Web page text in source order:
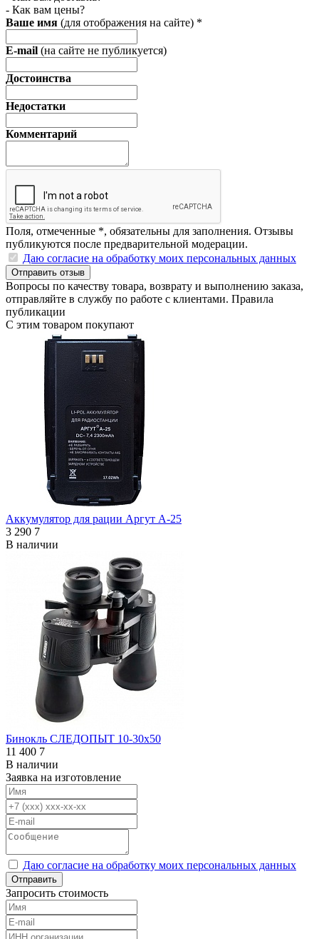
- Как вам цены?
Ваше имя (для отображения на сайте) *
E-mail (на сайте не публикуется)
Достоинства
Недостатки
Комментарий
Поля, отмеченные *, обязательны для заполнения. Отзывы
публикуются после предварительной модерации.
Даю согласие на обработку моих персональных данных
Отправить отзыв
Вопросы по качеству товара, возврату и выполнению заказа,
отправляйте в службу по работе с клиентами. Правила
публикации
С этим товаром покупают
Аккумулятор для рации Аргут А-25
3 290 7
В наличии
Бинокль СЛЕДОПЫТ 10-30х50
11 400 7
В наличии
Заявка на изготовление
Даю согласие на обработку моих персональных данных
Отправить
Запросить стоимость